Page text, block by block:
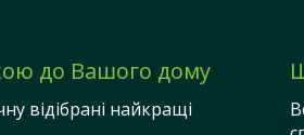
до Вашого дому
відібрані найкращі